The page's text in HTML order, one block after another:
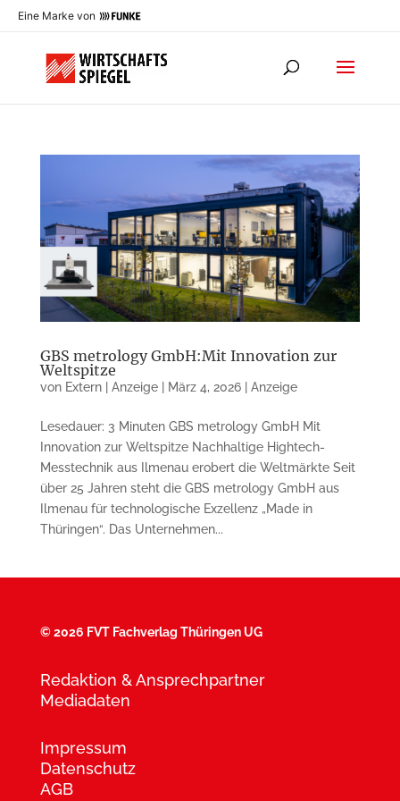
Eine Marke von
GBS metrology GmbH:Mit Innovation zur
Weltspitze
von Extern | Anzeige| März 4, 2026| Anzeige
Lesedauer: 3 Minuten GBS metrology GmbH Mit
Innovation zur Weltspitze Nachhaltige Hightech-
Messtechnik aus Ilmenau erobert die Weltmärkte Seit
über 25 Jahren steht die GBS metrology GmbH aus
Ilmenau für technologische Exzellenz „Made in
Thüringen“. Das Unternehmen...
©2026 FVT Fachverlag Thüringen UG
Redaktion & Ansprechpartner
Mediadaten
Impressum
Datenschutz
AGB